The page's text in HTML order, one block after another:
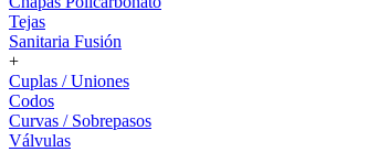
Tejas
Sanitaria Fusión
+
Cuplas / Uniones
Codos
Curvas / Sobrepasos
Válvulas